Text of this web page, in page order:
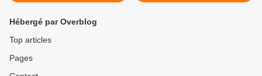
Hébergé par Overblog
Top articles
Pages